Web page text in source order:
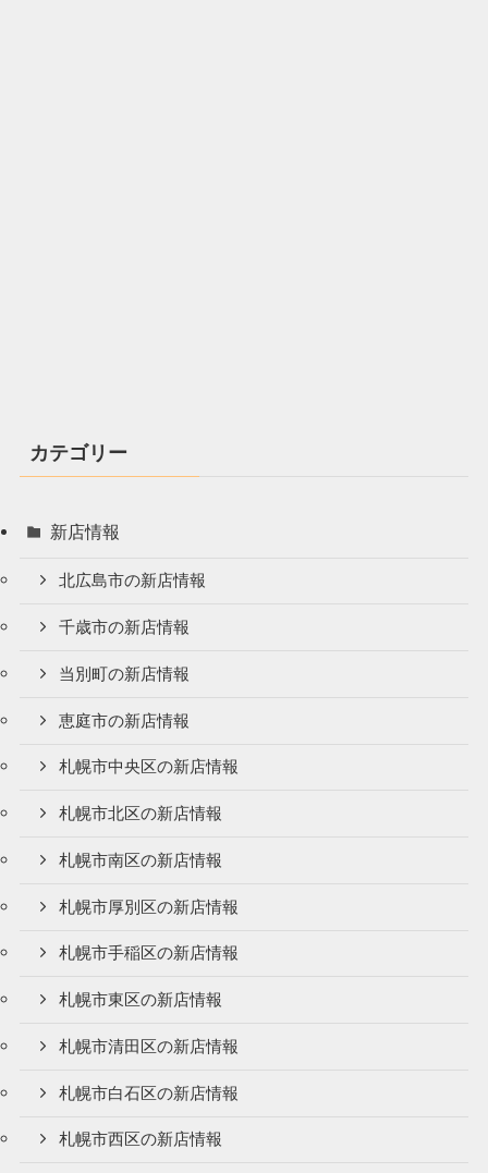
カテゴリー
新店情報
北広島市の新店情報
千歳市の新店情報
当別町の新店情報
恵庭市の新店情報
札幌市中央区の新店情報
札幌市北区の新店情報
札幌市南区の新店情報
札幌市厚別区の新店情報
札幌市手稲区の新店情報
札幌市東区の新店情報
札幌市清田区の新店情報
札幌市白石区の新店情報
札幌市西区の新店情報